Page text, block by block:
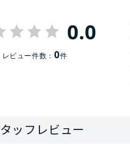
0.0
レビュー件数：0件